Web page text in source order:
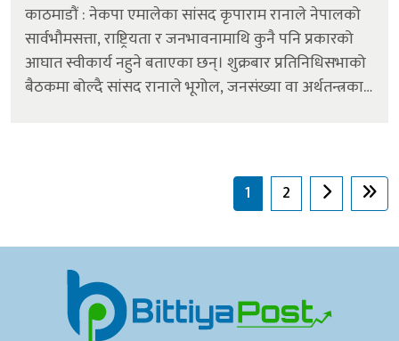
काठमाडौं : नेकपा एमालेका सांसद कृपाराम रानाले नेपालको
सार्वभौमसत्ता, राष्ट्रियता र जनभावनामाथि कुनै पनि प्रकारको
आघात स्वीकार्य नहुने बताएका छन्। शुक्रबार प्रतिनिधिसभाको
बैठकमा बोल्दै सांसद रानाले भूगोल, जनसंख्या वा अर्थतन्त्रका
1 2